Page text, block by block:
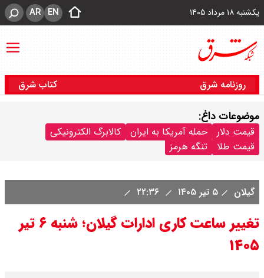
یکشنبه ۱۸ مرداد ۱۴۰۵ EN
AR
روزنامه شرق کتاب شرق
موضوعات داغ:
قیمت دلار حمله آمریکا به ایران
کالابرگ الکترونیکی
قیمت طلا
تنگه هرمز
گیلان ۵ تیر ۱۴۰۵
تغییر ساعت کاری ادارات گیلان؛ شنبه ۶ تیر
۱۴۰۵